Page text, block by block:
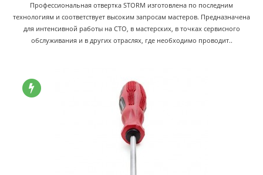
Профессиональная отвертка STORM изготовлена по последним
технологиям и соответствует высоким запросам мастеров. Предназначена
для интенсивной работы на СТО, в мастерских, в точках сервисного
обслуживания и в других отраслях, где необходимо проводит..